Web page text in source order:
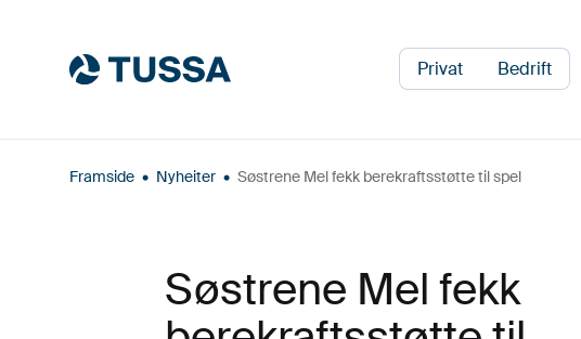
Privat Bedrift
Framside • Nyheiter • Søstrene Mel fekk berekraftsstøtte til spel
Søstrene Mel fekk